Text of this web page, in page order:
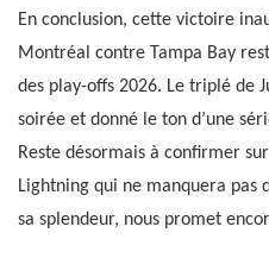
En conclusion, cette victoire
Montréal contre Tampa Bay
des play-offs 2026. Le triplé de
soirée et donné le ton d’une
Reste désormais à confirmer
Lightning qui ne manquera pas
sa splendeur, nous promet